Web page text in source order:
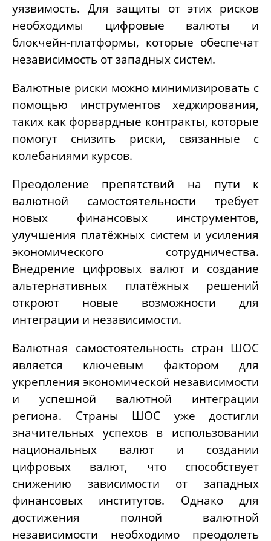
уязвимость. Для защиты от этих рисков
необходимы цифровые валюты и
блокчейн-платформы, которые обеспечат
независимость от западных систем.
Валютные риски можно минимизировать с
помощью инструментов хеджирования,
таких как форвардные контракты, которые
помогут снизить риски, связанные с
колебаниями курсов.
Преодоление препятствий на пути к
валютной самостоятельности требует
новых финансовых инструментов,
улучшения платёжных систем и усиления
экономического сотрудничества.
Внедрение цифровых валют и создание
альтернативных платёжных решений
откроют новые возможности для
интеграции и независимости.
Валютная самостоятельность стран ШОС
является ключевым фактором для
укрепления экономической независимости
и успешной валютной интеграции
региона. Страны ШОС уже достигли
значительных успехов в использовании
национальных валют и создании
цифровых валют, что способствует
снижению зависимости от западных
финансовых институтов. Однако для
достижения полной валютной
независимости необходимо преодолеть